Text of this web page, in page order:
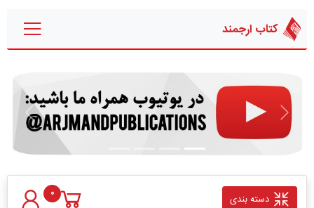
کتاب ارجمند
قبلی بعدی
دسته بندی 0